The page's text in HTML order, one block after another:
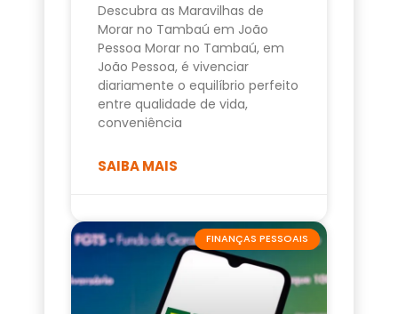
Descubra as Maravilhas de
Morar no Tambaú em João
Pessoa Morar no Tambaú, em
João Pessoa, é vivenciar
diariamente o equilíbrio perfeito
entre qualidade de vida,
conveniência
SAIBA MAIS
FINANÇAS PESSOAIS